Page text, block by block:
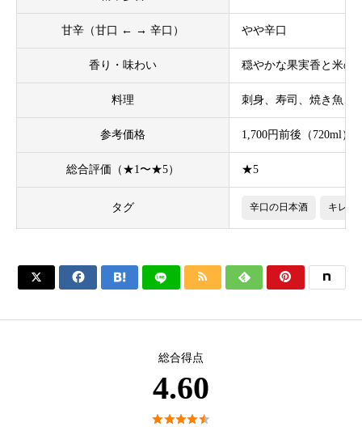
甘辛（甘口 ← → 辛口） やや辛口
香り・味わい 穏やかな果実香と米の
料理 刺身、寿司、焼き魚、
参考価格 1,700円前後（720ml）
総合評価（★1〜★5） ★5
タグ 辛口の日本酒 キレが
     
総合得点
4.60
